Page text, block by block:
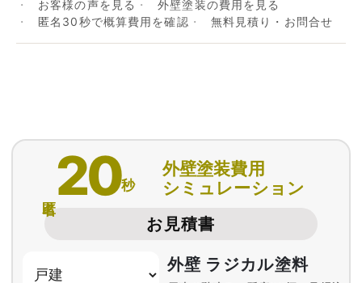
お客様の声を見る
外壁塗装の費用を見る
匿名30秒で概算費用を確認
無料見積り・お問合せ
20秒
外壁塗装費用
シミュレーション
お見積書
外壁 ラジカル塗料